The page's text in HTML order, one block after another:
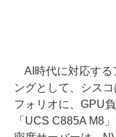
AI時代に対応する
ングとして、シス
フォリオに、GPU
「UCS C885A M8